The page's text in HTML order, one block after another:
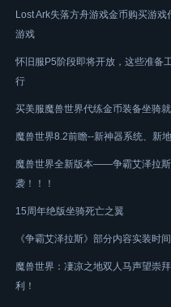
Lost Ark失落方舟游戏金币购买游戏
游戏
怀旧服P5阶段即将开放，这些准备
行
买美服魔兽世界代练金币装备坐骑
魔兽世界8.2前瞻--新神器系统、新
魔兽世界全新版本——争霸艾泽拉
袭！！！
15周年绝版坐骑死亡之翼
《争霸艾泽拉斯》部分内容实装时
魔兽世界：凄凉之地双人马声望崇
利！